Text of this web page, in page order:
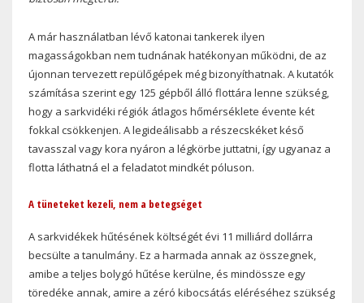
A már használatban lévő katonai tankerek ilyen
magasságokban nem tudnának hatékonyan működni, de az
újonnan tervezett repülőgépek még bizonyíthatnak. A kutatók
számítása szerint egy 125 gépből álló flottára lenne szükség,
hogy a sarkvidéki régiók átlagos hőmérséklete évente két
fokkal csökkenjen. A legideálisabb a részecskéket késő
tavasszal vagy kora nyáron a légkörbe juttatni, így ugyanaz a
flotta láthatná el a feladatot mindkét póluson.
A tüneteket kezeli, nem a betegséget
A sarkvidékek hűtésének költségét évi 11 milliárd dollárra
becsülte a tanulmány. Ez a harmada annak az összegnek,
amibe a teljes bolygó hűtése kerülne, és mindössze egy
töredéke annak, amire a zéró kibocsátás eléréséhez szükség